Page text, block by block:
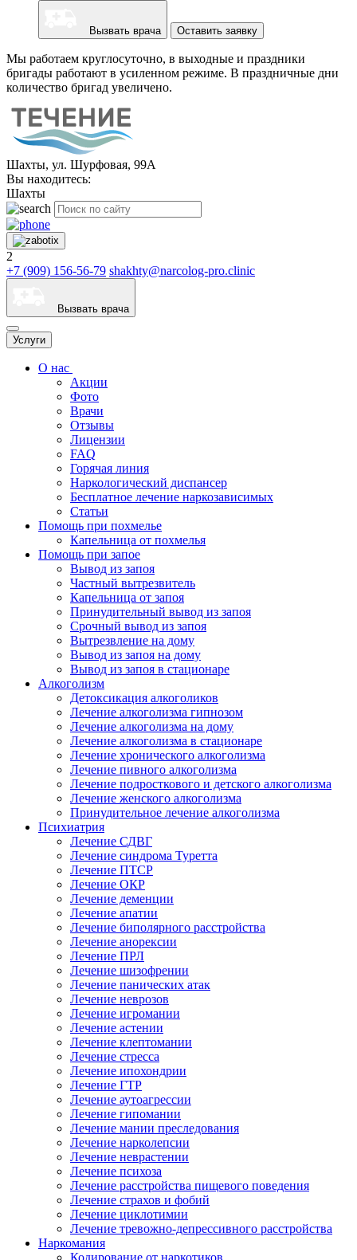
Вызвать врача Оставить заявку
Мы работаем круглосуточно, в выходные и праздники
бригады работают в усиленном режиме. В праздничные дни
количество бригад увеличено.
Шахты, ул. Шурфовая, 99А
Вы находитесь:
Шахты
2
+7 (909) 156-56-79 shakhty@narcolog-pro.clinic
Вызвать врача
Услуги
О нас
Акции
Фото
Врачи
Отзывы
Лицензии
FAQ
Горячая линия
Наркологический диспансер
Бесплатное лечение наркозависимых
Статьи
Помощь при похмелье
Капельница от похмелья
Помощь при запое
Вывод из запоя
Частный вытрезвитель
Капельница от запоя
Принудительный вывод из запоя
Срочный вывод из запоя
Вытрезвление на дому
Вывод из запоя на дому
Вывод из запоя в стационаре
Алкоголизм
Детоксикация алкоголиков
Лечение алкоголизма гипнозом
Лечение алкоголизма на дому
Лечение алкоголизма в стационаре
Лечение хронического алкоголизма
Лечение пивного алкоголизма
Лечение подросткового и детского алкоголизма
Лечение женского алкоголизма
Принудительное лечение алкоголизма
Психиатрия
Лечение СДВГ
Лечение синдрома Туретта
Лечение ПТСР
Лечение ОКР
Лечение деменции
Лечение апатии
Лечение биполярного расстройства
Лечение анорексии
Лечение ПРЛ
Лечение шизофрении
Лечение панических атак
Лечение неврозов
Лечение игромании
Лечение астении
Лечение клептомании
Лечение стресса
Лечение ипохондрии
Лечение ГТР
Лечение аутоагрессии
Лечение гипомании
Лечение мании преследования
Лечение нарколепсии
Лечение неврастении
Лечение психоза
Лечение расстройства пищевого поведения
Лечение страхов и фобий
Лечение циклотимии
Лечение тревожно-депрессивного расстройства
Наркомания
Кодирование от наркотиков